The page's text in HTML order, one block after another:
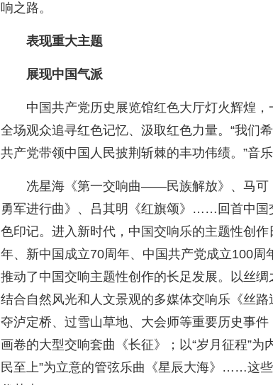
响之路。
表现重大主题
展现中国气派
中国共产党历史展览馆红色大厅灯火辉煌
全场观众追寻红色记忆、汲取红色力量。“我们
共产党带领中国人民披荆斩棘的丰功伟绩。”音
冼星海《第一交响曲——民族解放》、马可
勇军进行曲》、吕其明《红旗颂》……回首中国
色印记。进入新时代，中国交响乐的主题性创
年、新中国成立70周年、中国共产党成立100
推动了中国交响主题性创作的长足发展。以丝绸
结合自然风光和人文景观的多媒体交响乐《丝
夺泸定桥、过雪山草地、大会师等重要历史事
画卷的大型交响套曲《长征》；以“岁月征程”为
民至上”为立意的管弦乐曲《星辰大海》……这